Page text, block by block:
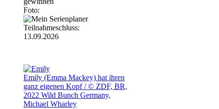
Foto:
Teilnahmeschluss:
13.09.2026
Emily (Emma Mackey) hat ihren
ganz eigenen Kopf / © ZDF, BR,
2022 Wild Bunch Germany,
Michael Wharley